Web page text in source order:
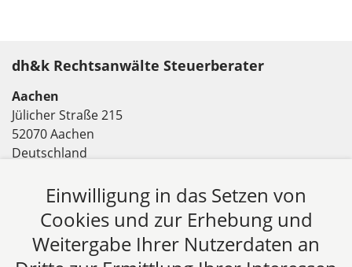
dh&k Rechtsanwälte Steuerberater
Aachen
Jülicher Straße 215
52070 Aachen
Deutschland
Fax: +49 241 94621-111
E-Mail:
kanzlei@dhk-law.com
Über uns
Einwilligung in das Setzen von
Cookies und zur Erhebung und
Weitergabe Ihrer Nutzerdaten an